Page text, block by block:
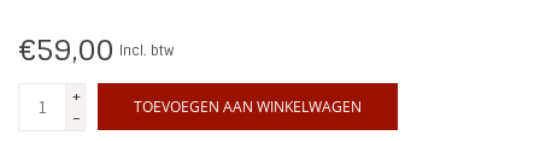
€59,00 Incl. btw
+
-
TOEVOEGEN AAN WINKELWAGEN